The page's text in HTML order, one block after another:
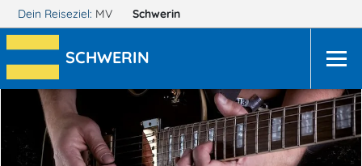
Dein Reiseziel: MV Schwerin
SCHWERIN